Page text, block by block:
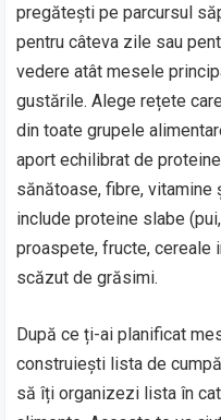
pregătești pe parcursul
pentru câteva zile sau
vedere atât mesele
gustările. Alege rețete
din toate grupele
aport echilibrat de
sănătoase, fibre, vitamine
include proteine slabe
proaspete, fructe, cereale
scăzut de grăsimi.
După ce ți-ai planificat
construiești lista de
să îți organizezi lista în